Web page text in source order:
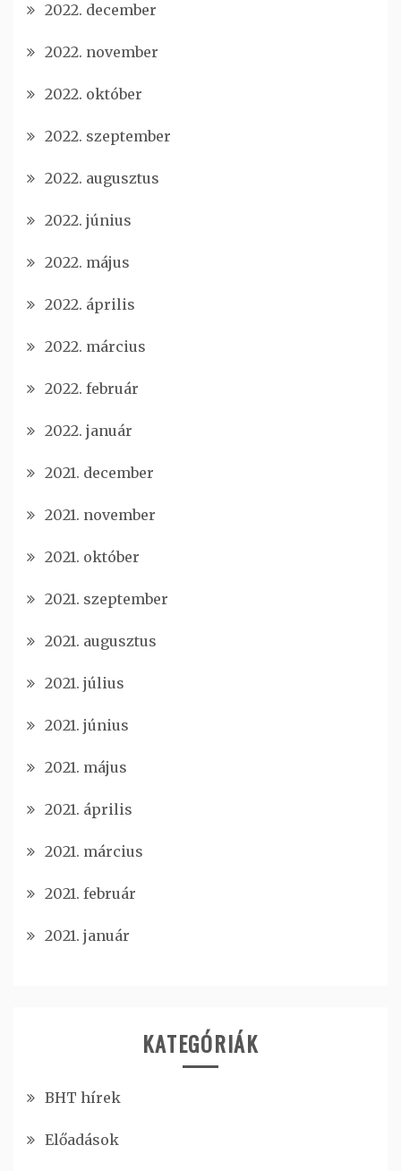
2022. december
2022. november
2022. október
2022. szeptember
2022. augusztus
2022. június
2022. május
2022. április
2022. március
2022. február
2022. január
2021. december
2021. november
2021. október
2021. szeptember
2021. augusztus
2021. július
2021. június
2021. május
2021. április
2021. március
2021. február
2021. január
KATEGÓRIÁK
BHT hírek
Előadások